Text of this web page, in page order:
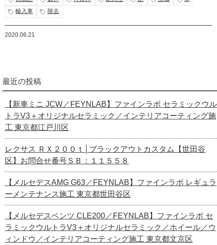
輸入車
除去
2020.06.21
最近の投稿
【新車ミニ JCW／FEYNLAB】ファインラボ セラミックウル
トラV3＋オリジナルセラミック／インテリアコーティング施
工 東京都江戸川区
レクサス ＲＸ２００ｔ│ブラックアウトカスタム【世田谷
区】お問合せ番号ＳＢ：１１５５８
【メルセデスAMG G63／FEYNLAB】ファインラボ レギュラ
ーメンテナンス施工 東京都世田谷区
【メルセデスベンツ CLE200／FEYNLAB】ファインラボ セ
ラミックウルトラV3＋オリジナルセラミック／ホイール／ウ
ィンドウ／インテリアコーティング施工 東京都文京区